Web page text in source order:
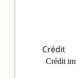
Crédit
Crédit